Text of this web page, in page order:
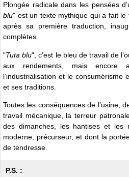
Plongée radicale dans les pensées
blu" est un texte mythique qui a fait
après sa première traduction,
complètes.
"Tuta blu", c’est le bleu de travail de
aux rendements, mais encore
l’industrialisation et le consumérisme
et ses traditions.
Toutes les conséquences de l’usine,
travail mécanique, la terreur
des dimanches, les hantises et les
moderne, précurseur, et dont la
de tendresse.
P.S. :